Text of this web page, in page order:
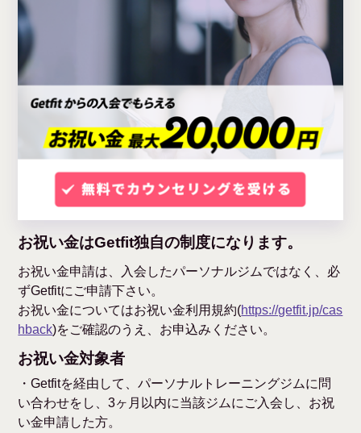
お祝い金はGetfit独自の制度になります。
お祝い金申請は、入会したパーソナルジムではなく、必
ずGetfitにご申請下さい。
お祝い金についてはお祝い金利用規約(https://getfit.jp/cas
hback)をご確認のうえ、お申込みください。
お祝い金対象者
・Getfitを経由して、パーソナルトレーニングジムに問
い合わせをし、3ヶ月以内に当該ジムにご入会し、お祝
い金申請した方。